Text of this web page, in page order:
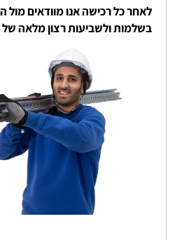
לאחר כל רכישה אנו מוודאים
בשלמות ולשביעות רצון מלאה